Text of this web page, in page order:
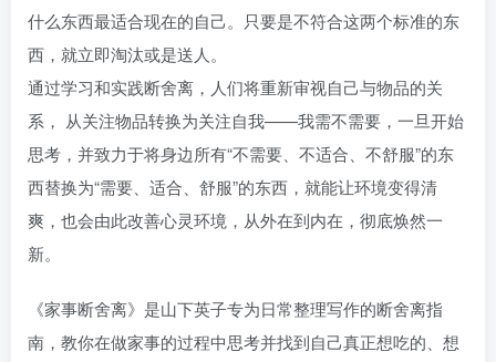
什么东西最适合现在的自己。只要是不符合这两个标准的东
西，就立即淘汰或是送人。
通过学习和实践断舍离，人们将重新审视自己与物品的关
系， 从关注物品转换为关注自我——我需不需要，一旦开始
思考，并致力于将身边所有“不需要、不适合、不舒服”的东
西替换为“需要、适合、舒服”的东西，就能让环境变得清
爽，也会由此改善心灵环境，从外在到内在，彻底焕然一
新。
《家事断舍离》是山下英子专为日常整理写作的断舍离指
南，教你在做家事的过程中思考并找到自己真正想吃的、想